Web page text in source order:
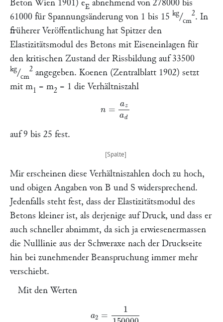
Beton Wien 1901) eE abnehmend von 278000 bis
61000 für Spannungsänderung von 1 bis 15 kg/cm
2. In
früherer Veröffentlichung hat Spitzerden
Elastizitätsmodul des Betons mit Eiseneinlagen für
den kritischen Zustand der Rissbildung auf 33500
kg/cm
2 angegeben. Koenen (Zentralblatt 1902) setzt
mit m1 = m2 = 1 die Verhältniszahl
ad
auf 9 bis 25 fest.
Mir erscheinen diese Verhältniszahlen doch zu hoch,
und obigen Angaben von B und S widersprechend.
Jedenfalls steht fest, dass der Elastizitätsmodul des
Betons kleiner ist, als derjenige auf Druck, und dass er
auch schneller abnimmt, da sich ja erwiesenermassen
die Nulllinie aus der Schweraxe nach der Druckseite
hin bei zunehmender Beanspruchung immer mehr
verschiebt.
Mit den Werten
150000